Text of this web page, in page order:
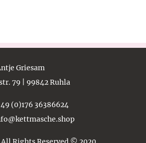
Griesam
79 | 99842 Ruhla
(0)176 36386624